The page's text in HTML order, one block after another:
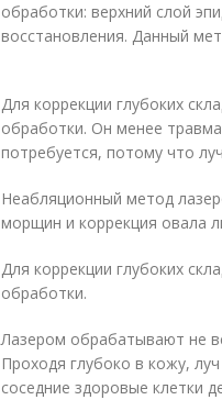
обработки: верхний слой
восстановления. Данный
Для коррекции глубоких
обработки. Он менее
потребуется, потому что
Неабляционный метод
морщин и коррекция овала
Для коррекции глубоких
обработки.
Лазером обрабатывают не
Проходя глубоко в кожу,
соседние здоровые клетки